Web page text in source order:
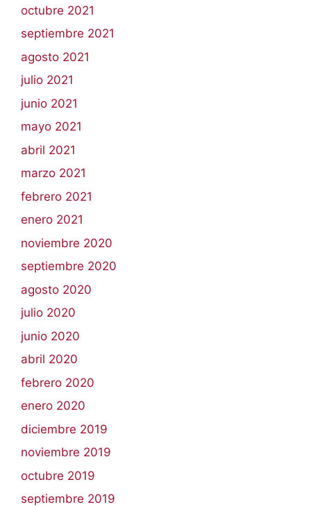
octubre 2021
septiembre 2021
agosto 2021
julio 2021
junio 2021
mayo 2021
abril 2021
marzo 2021
febrero 2021
enero 2021
noviembre 2020
septiembre 2020
agosto 2020
julio 2020
junio 2020
abril 2020
febrero 2020
enero 2020
diciembre 2019
noviembre 2019
octubre 2019
septiembre 2019